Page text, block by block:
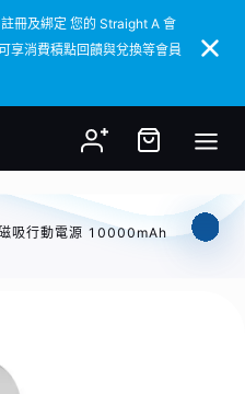
冊及綁定 您的 Straight A 會
享消費積點回饋與兌換等會員
冊及綁定 您的 Straight A 會
享消費積點回饋與兌換等會員
吸行動電源 10000mAh